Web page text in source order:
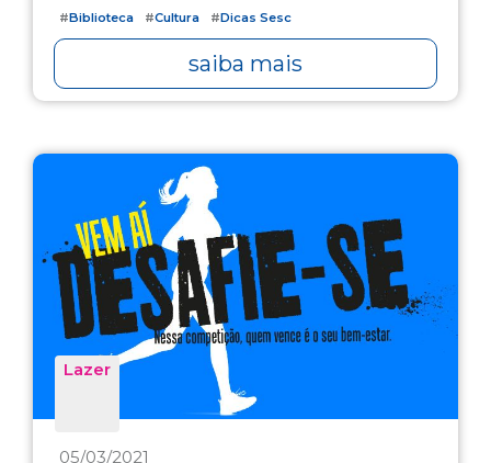
#Biblioteca #Cultura #Dicas Sesc
saiba mais
Lazer
05/03/2021